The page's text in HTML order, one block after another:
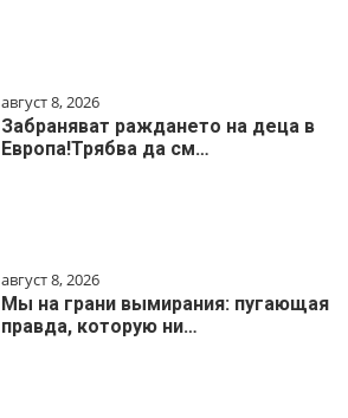
август 8, 2026
Забраняват раждането на деца в
Европа!Трябва да см…
август 8, 2026
Мы на грани вымирания: пугающая
правда, которую ни…